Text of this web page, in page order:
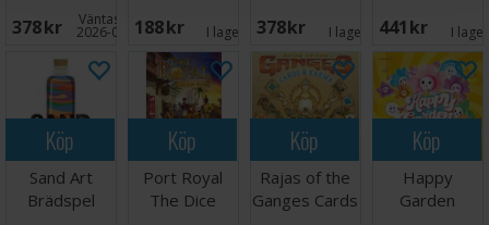
378 SEK Väntas in:
2026-09-30188 SEK I lager: 1
Brädspel
378 SEK I lager: 1441 SEK I
Köp
Sand Art
Brädspel
Köp
Port Royal
The Dice
Köp
Rajas of the
Ganges Cards
Köp
Happy
Garden